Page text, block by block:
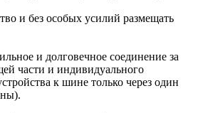
и без особых усилий размещать
и долговечное соединение за
части и индивидуального
к шине только через один